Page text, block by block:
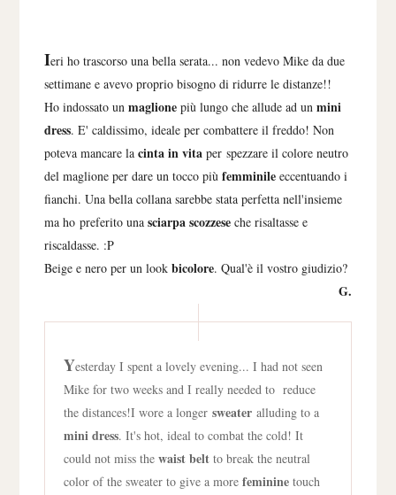
Ieri ho trascorso una bella serata... non vedevo Mike da due
settimane e avevo proprio bisogno di ridurre le distanze!!
Ho indossato unmaglionepiù lungo che allude ad unmini
dress. E' caldissimo, ideale per combattere il freddo! Non
poteva mancare lacinta in vita perspezzare il colore neutro
del maglione per dare un tocco piùfemminileeccentuando i
fianchi. Una bella collana sarebbe stata perfetta nell'insieme
ma hopreferito unasciarpa scozzese che risaltasse e
riscaldasse. :P
Beige e nero per un lookbicolore. Qual'è il vostro giudizio?
G.
Yesterday I spent a lovely evening... I had not seen
Mike for two weeks and I really needed to reduce
the distances!I wore a longersweateralluding to a
mini dress. It's hot, ideal to combat the cold! It
could not miss thewaist belt to break the neutral
color of the sweater to give a morefemininetouch